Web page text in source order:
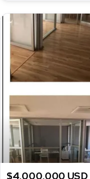
$4,000,000 USD